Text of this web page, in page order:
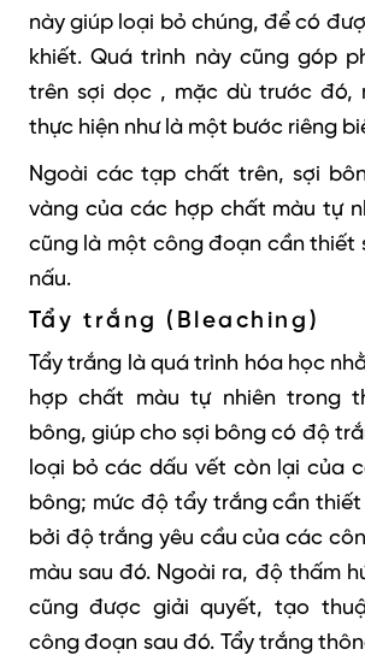
này giúp loại bỏ chúng, để có
khiết. Quá trình này cũng góp
trên sợi dọc , mặc dù trước đó,
thực hiện như là một bước riêng
Ngoài các tạp chất trên, sợi
vàng của các hợp chất màu tự
cũng là một công đoạn cần thiết
nấu.
Tẩy trắng (Bleaching)
Tẩy trắng là quá trình hóa học
hợp chất màu tự nhiên trong
bông, giúp cho sợi bông có độ
loại bỏ các dấu vết còn lại của
bông; mức độ tẩy trắng cần
bởi độ trắng yêu cầu của các
màu sau đó. Ngoài ra, độ thấm
cũng được giải quyết, tạo
công đoạn sau đó. Tẩy trắng